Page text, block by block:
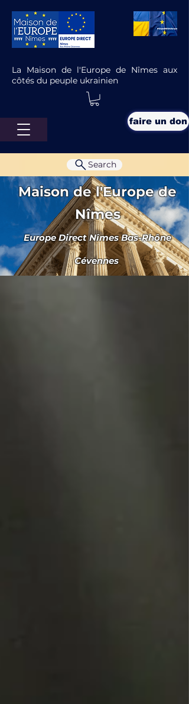
La Maison de l'Europe de Nîmes aux
côtés du peuple ukrainien
faire un don
Maison de l'Europe de
Nîmes
Europe Direct Nîmes Bas-Rhône
Cévennes
Search
à l'affiche